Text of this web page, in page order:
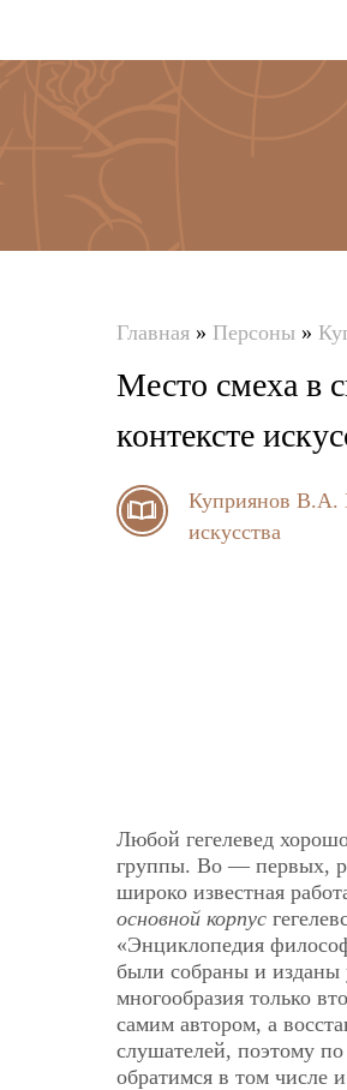
здесь
Главная » Персоны »
Место смеха в
контексте
Куприянов В.А.
искусства
Любой гегелевед
группы. Во — первых,
широко известная
основной корпус
«Энциклопедия
были собраны и изданы
многообразия только
самим автором, а
слушателей, поэтому
обратимся в том числе